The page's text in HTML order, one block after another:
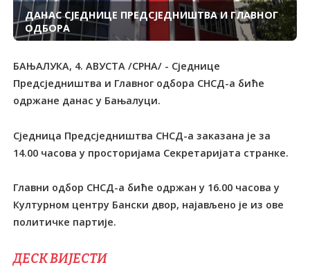
ДАНАС СЈЕДНИЦЕ ПРЕДСЈЕДНИШТВА И ГЛАВНОГ
ОДБОРА
БАЊАЛУКА, 4. АВУСТА /СРНА/ - Сједнице
Предсједништва и Главног одбора СНСД-а биће
одржане данас у Бањалуци.
Сједница Предсједништва СНСД-а заказана је за
14.00 часова у просторијама Секретаријата странке.
Главни одбор СНСД-а биће одржан у 16.00 часова у
Културном центру Бански двор, најављено је из ове
политичке партије.
ДЕСК ВИЈЕСТИ